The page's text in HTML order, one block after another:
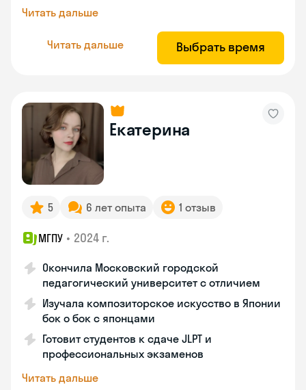
Читать дальше
Читать дальше Выбрать время
Екатерина
5 6 лет опыта 1 отзыв
МГПУ • 2024 г.
Окончила Московский городской
педагогический университет с отличием
Изучала композиторское искусство в Японии
бок о бок с японцами
Готовит студентов к сдаче JLPT и
профессиональных экзаменов
Читать дальше